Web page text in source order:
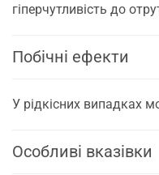
гіперчутливість до
Побічні ефекти
У рідкісних випадках
Особливі вказівки